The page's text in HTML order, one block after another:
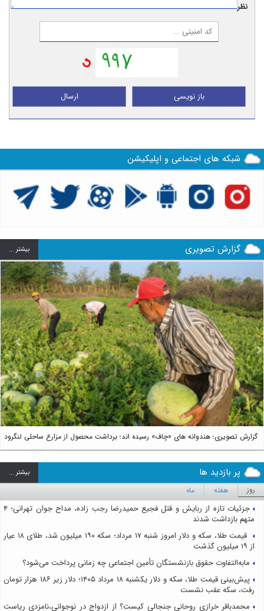
نظر:
ارسال باز نویسی
شبکه های اجتماعی و اپلیکیشن
گزارش تصویری بيشتر ...
گزارش تصویری؛ هندوانه های «چاف» رسیده اند؛ برداشت محصول از مزارع ساحلی لنگرود
Next
پر بازدید ها بيشتر ...
روز هفته ماه
جزئیات تازه از ربایش و قتل فجیع حمیدرضا رجب زاده، مداح جوان تهرانی؛ ۴
متهم بازداشت شدند
قیمت طلا، سکه و دلار امروز شنبه ۱۷ مرداد؛ سکه ۱۹۰ میلیون شد، طلای ۱۸ عیار
از ۱۹ میلیون گذشت
مابه‌التفاوت حقوق بازنشستگان تأمین اجتماعی چه زمانی پرداخت می‌شود؟
پیش‌بینی قیمت طلا، سکه و دلار یکشنبه ۱۸ مرداد ۱۴۰۵؛ دلار زیر ۱۸۶ هزار تومان
رفت، سکه عقب نشست
محمدباقر خرازی روحانی جنجالی کیست؟ از ازدواج در نوجوانی،نامزدی ریاست